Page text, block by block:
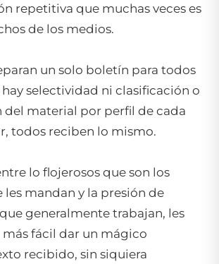
repetitiva que muchas veces es
de los medios.
un solo boletín para todos
selectividad ni clasificación o
del material por perfil de cada
todos reciben lo mismo.
lo flojerosos que son los
les mandan y la presión de
generalmente trabajan, les
fácil dar un mágico
recibido, sin siquiera